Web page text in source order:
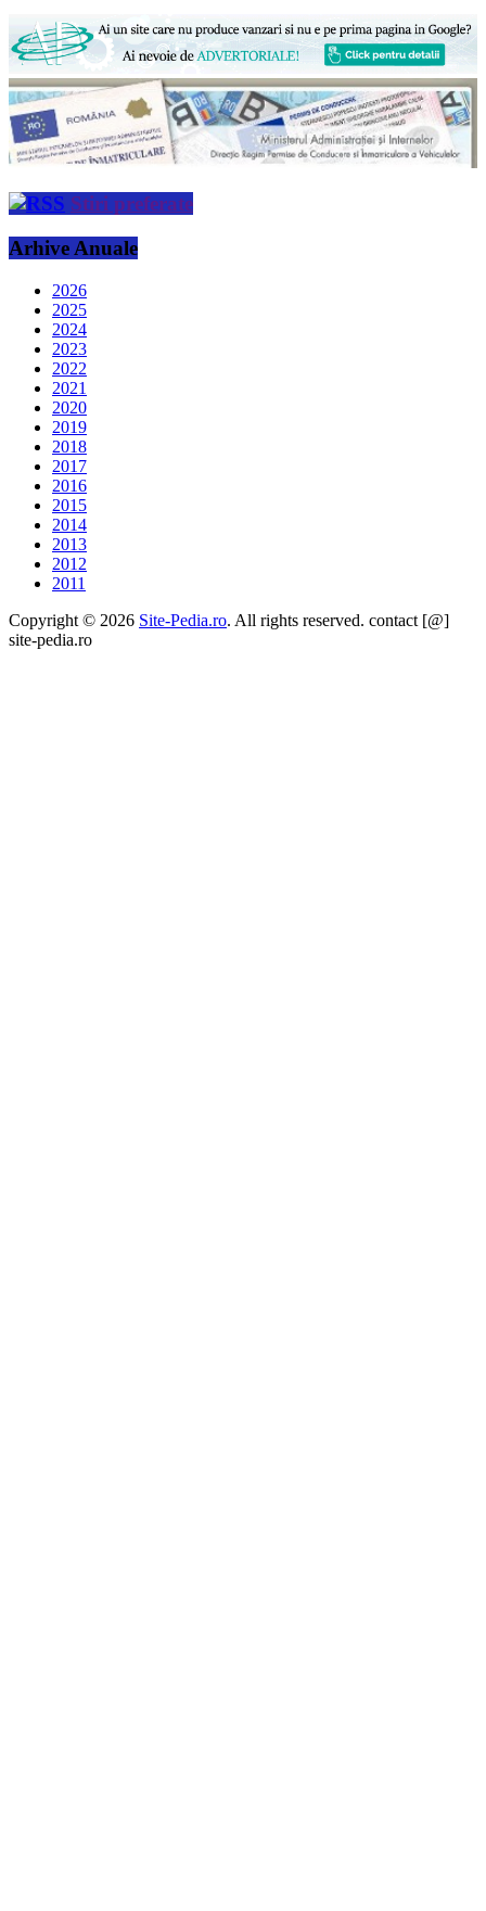
Stiri preferate
Arhive Anuale
2026
2025
2024
2023
2022
2021
2020
2019
2018
2017
2016
2015
2014
2013
2012
2011
Copyright © 2026 Site-Pedia.ro. All rights reserved. contact [@]
site-pedia.ro